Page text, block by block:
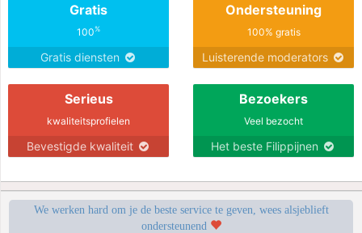
Gratis
100%
Gratis diensten
Ondersteuning
100% gratis
Luisterende moderators
Serieus
kwaliteitsprofielen
Bevestigde kwaliteit
Bezoekers
Veel bezocht
Het beste Filippijnen
We werken hard om je de beste service te geven, wees alsjeblieft
ondersteunend